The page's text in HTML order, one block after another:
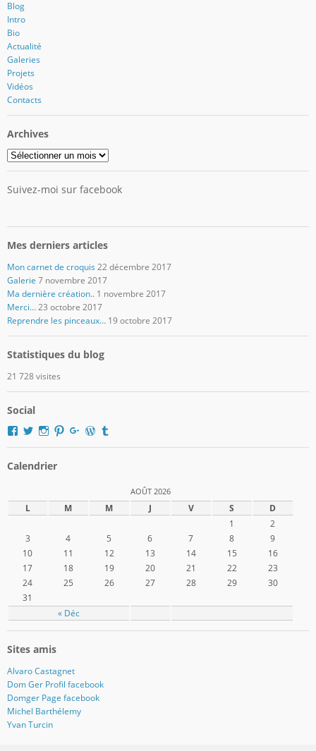
Blog
Intro
Bio
Actualité
Galeries
Projets
Vidéos
Contacts
Archives
Archives
Suivez-moi sur facebook
Mes derniers articles
Mon carnet de croquis 22 décembre 2017
Galerie 7 novembre 2017
Ma dernière création.. 1 novembre 2017
Merci… 23 octobre 2017
Reprendre les pinceaux… 19 octobre 2017
Statistiques du blog
21 728 visites
Social
Voir
de
Facebook
Voir
de
Twitter
Voir
de
Instagram
Voir
Pinterest
Voir
Google+
Voir
WordPress.org
Tumblr
Calendrier
AOÛT 2026
L M M J V S D
« Déc
1
2
3
4 5 6 7 8
9
10
11 12 13 14 15
16
17
18 19 20 21 22
23
24
25 26 27 28 29
30
31
Sites amis
Alvaro Castagnet
Dom Ger Profil facebook
Domger Page facebook
Michel Barthélemy
Yvan Turcin